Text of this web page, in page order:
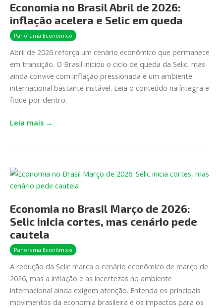
Economia no Brasil Abril de 2026:
inflação acelera e Selic em queda
Panorama Econômico
Abril de 2026 reforça um cenário econômico que permanece
em transição. O Brasil iniciou o ciclo de queda da Selic, mas
ainda convive com inflação pressionada e um ambiente
internacional bastante instável. Leia o conteúdo na íntegra e
fique por dentro.
Brasil
Abril
de
2026:
inflação
acelera
e
Selic
em queda
Leia mais →
Economia no Brasil Março de 2026:
Selic inicia cortes, mas cenário pede
cautela
Panorama Econômico
A redução da Selic marca o cenário econômico de março de
2026, mas a inflação e as incertezas no ambiente
internacional ainda exigem atenção. Entenda os principais
movimentos da economia brasileira e os impactos para os
Economia
no
Março de
2026:
Selic
inicia
cortes,
mas
cenário pede
cautela